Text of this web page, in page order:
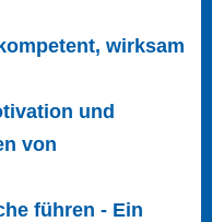
wirksam
und
von
führen - Ein